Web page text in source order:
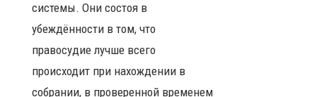
системы. Они состоя в
убеждённости в том, что
правосудие лучше всего
происходит при нахождении в
собрании, в проверенной временем